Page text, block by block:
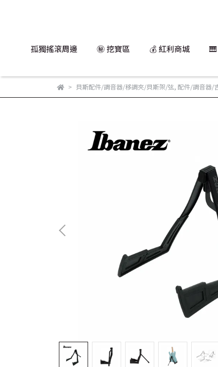
孤獨搖滾周邊 ㊙️ 挖寶區 💰 紅利商城
貝斯配件/調音器/移調夾/貝斯架/弦, 配件/調音器/